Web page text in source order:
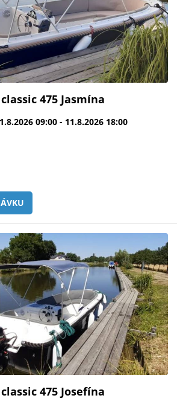
475 Jasmína
09:00 - 11.8.2026 18:00
475 Josefína